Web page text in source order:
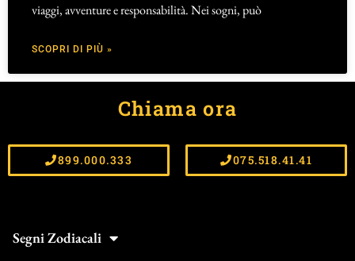
viaggi, avventure e responsabilità. Nei sogni, può
SCOPRI DI PIÙ »
Chiama ora
899.000.333 075.518.41.41
Segni Zodiacali